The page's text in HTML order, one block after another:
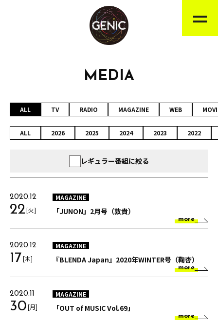
MEDIA
ALL TV RADIO MAGAZINE WEB
ALL 2026 2025 2024 2023 2022
レギュラー番組に絞る
2020.12
22[火]
MAGAZINE
「JUNON」2月号（敦貴）
more
2020.12
17[木]
MAGAZINE
『BLENDA Japan』2020年WINTER号（鞠杏）
more
2020.11
30[月]
MAGAZINE
「OUT of MUSIC Vol.69」
more